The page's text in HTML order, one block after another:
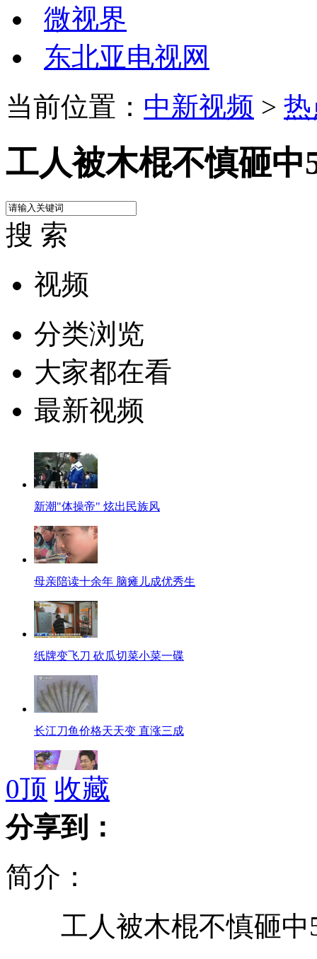
微视界
东北亚电视网
当前位置： 中新视频 >
工人被木棍不慎砸
搜 索
视频
分类浏览
大家都在看
最新视频
新潮"体操帝" 炫出民族风
母亲陪读十余年 脑瘫儿成优秀生
纸牌变飞刀 砍瓜切菜小菜一碟
长江刀鱼价格天天变 直涨三成
女士优先：窈窕绅士
实拍:男子横穿高速被撞身亡
0顶 收藏
分享到：
简介：
工人被木棍不慎砸中